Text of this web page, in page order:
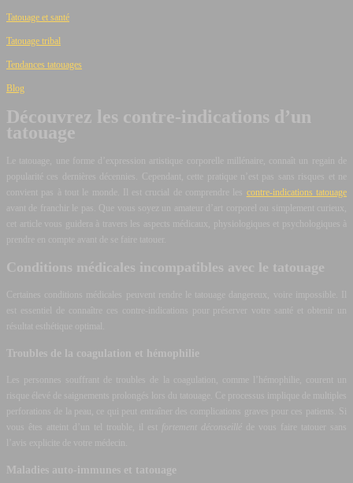
Tatouage et santé
Tatouage tribal
Tendances tatouages
Blog
Découvrez les contre-indications d’un
tatouage
Le tatouage, une forme d’expression artistique corporelle millénaire, connaît un regain de
popularité ces dernières décennies. Cependant, cette pratique n’est pas sans risques et ne
convient pas à tout le monde. Il est crucial de comprendre les contre-indications tatouage
avant de franchir le pas. Que vous soyez un amateur d’art corporel ou simplement curieux,
cet article vous guidera à travers les aspects médicaux, physiologiques et psychologiques à
prendre en compte avant de se faire tatouer.
Conditions médicales incompatibles avec le tatouage
Certaines conditions médicales peuvent rendre le tatouage dangereux, voire impossible. Il
est essentiel de connaître ces contre-indications pour préserver votre santé et obtenir un
résultat esthétique optimal.
Troubles de la coagulation et hémophilie
Les personnes souffrant de troubles de la coagulation, comme l’hémophilie, courent un
risque élevé de saignements prolongés lors du tatouage. Ce processus implique de multiples
perforations de la peau, ce qui peut entraîner des complications graves pour ces patients. Si
vous êtes atteint d’un tel trouble, il est
fortement déconseillé
de vous faire tatouer sans
l’avis explicite de votre médecin.
Maladies auto-immunes et tatouage